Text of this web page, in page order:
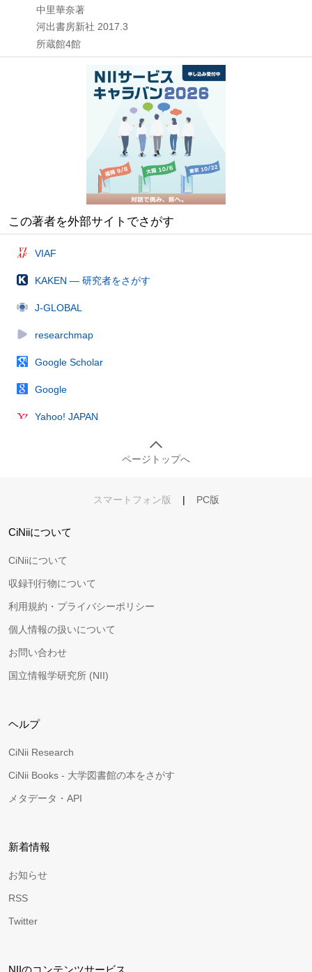
中里華奈著
河出書房新社 2017.3
所蔵館4館
この著者を外部サイトでさがす
VIAF
KAKEN — 研究者をさがす
J-GLOBAL
researchmap
Google Scholar
Google
Yahoo! JAPAN
ページトップへ
スマートフォン版 | PC版
CiNiiについて
CiNiiについて
収録刊行物について
利用規約・プライバシーポリシー
個人情報の扱いについて
お問い合わせ
国立情報学研究所 (NII)
ヘルプ
CiNii Research
CiNii Books - 大学図書館の本をさがす
メタデータ・API
新着情報
お知らせ
RSS
Twitter
NIIのコンテンツサービス